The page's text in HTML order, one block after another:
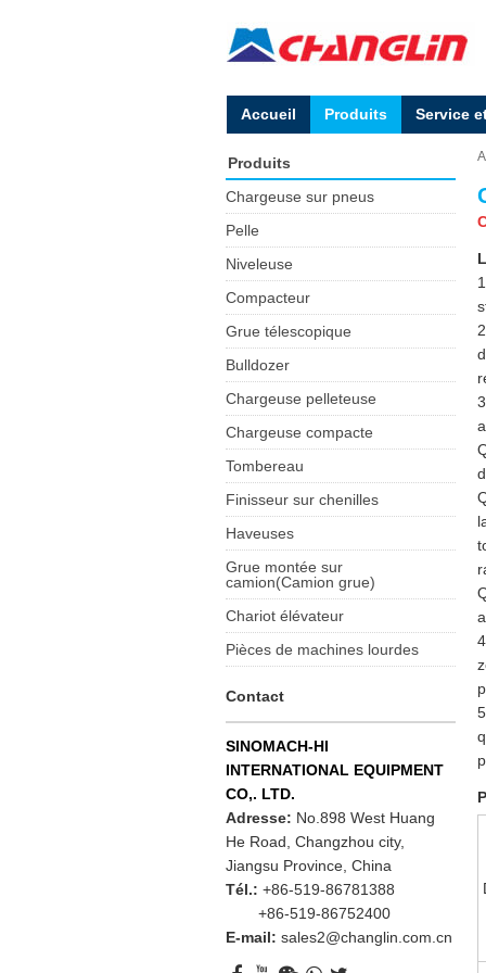
Accueil Produits Service
Produits
Chargeuse sur pneus
Pelle
Niveleuse
Compacteur
Grue télescopique
Bulldozer
Chargeuse pelleteuse
Chargeuse compacte
Tombereau
Finisseur sur chenilles
Haveuses
Grue montée sur
camion(Camion grue)
Chariot élévateur
Pièces de machines lourdes
Contact
SINOMACH-HI
INTERNATIONAL EQUIPMENT
CO,. LTD.
Adresse: No.898 West Huang
He Road, Changzhou city,
Jiangsu Province, China
Tél.: +86-519-86781388
+86-519-86752400
E-mail:sales2@changlin.com.cn